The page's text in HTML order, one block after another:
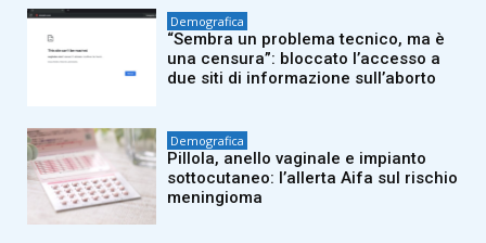
Demografica
“Sembra un problema tecnico, ma è
una censura”: bloccato l’accesso a
due siti di informazione sull’aborto
Demografica
Pillola, anello vaginale e impianto
sottocutaneo: l’allerta Aifa sul rischio
meningioma